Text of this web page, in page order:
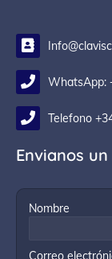
WhatsApp:
Telefono
Envianos
Nombre